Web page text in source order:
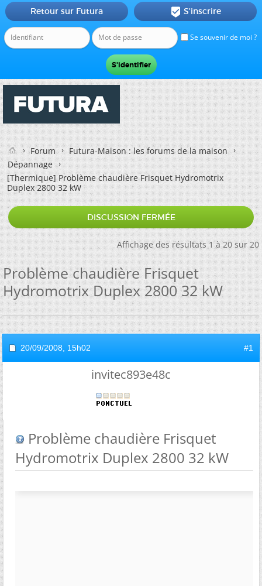
Se souvenir de moi ?
Retour sur Futura  S'inscrire
Forum
Futura-Maison : les forums de la maison
Dépannage
[Thermique]Problème chaudière Frisquet Hydromotrix
Duplex 2800 32 kW
DISCUSSION FERMÉE
Affichage des résultats 1 à 20 sur 20
Problème chaudière Frisquet
Hydromotrix Duplex 2800 32 kW
20/09/2008, 15h02 #1
invitec893e48c
Problème chaudière Frisquet
Hydromotrix Duplex 2800 32 kW